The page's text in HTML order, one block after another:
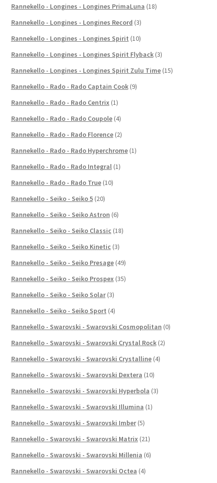
Rannekello - Longines - Longines PrimaLuna (18)
Rannekello - Longines - Longines Record (3)
Rannekello - Longines - Longines Spirit (10)
Rannekello - Longines - Longines Spirit Flyback (3)
Rannekello - Longines - Longines Spirit Zulu Time (15)
Rannekello - Rado - Rado Captain Cook (9)
Rannekello - Rado - Rado Centrix (1)
Rannekello - Rado - Rado Coupole (4)
Rannekello - Rado - Rado Florence (2)
Rannekello - Rado - Rado Hyperchrome (1)
Rannekello - Rado - Rado Integral (1)
Rannekello - Rado - Rado True (10)
Rannekello - Seiko - Seiko 5 (20)
Rannekello - Seiko - Seiko Astron (6)
Rannekello - Seiko - Seiko Classic (18)
Rannekello - Seiko - Seiko Kinetic (3)
Rannekello - Seiko - Seiko Presage (49)
Rannekello - Seiko - Seiko Prospex (35)
Rannekello - Seiko - Seiko Solar (3)
Rannekello - Seiko - Seiko Sport (4)
Rannekello - Swarovski - Swarovski Cosmopolitan (0)
Rannekello - Swarovski - Swarovski Crystal Rock (2)
Rannekello - Swarovski - Swarovski Crystalline (4)
Rannekello - Swarovski - Swarovski Dextera (10)
Rannekello - Swarovski - Swarovski Hyperbola (3)
Rannekello - Swarovski - Swarovski Illumina (1)
Rannekello - Swarovski - Swarovski Imber (5)
Rannekello - Swarovski - Swarovski Matrix (21)
Rannekello - Swarovski - Swarovski Millenia (6)
Rannekello - Swarovski - Swarovski Octea (4)